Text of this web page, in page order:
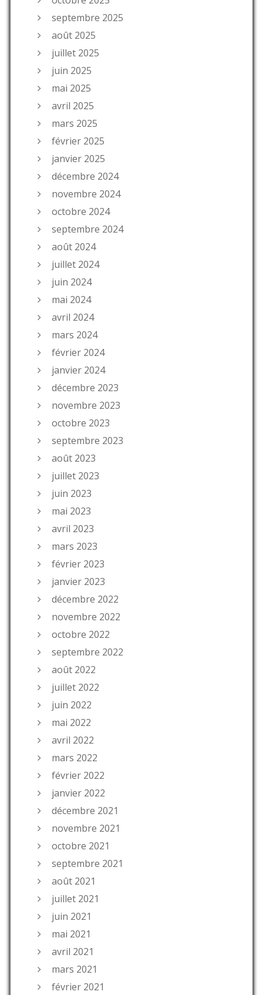
septembre 2025
août 2025
juillet 2025
juin 2025
mai 2025
avril 2025
mars 2025
février 2025
janvier 2025
décembre 2024
novembre 2024
octobre 2024
septembre 2024
août 2024
juillet 2024
juin 2024
mai 2024
avril 2024
mars 2024
février 2024
janvier 2024
décembre 2023
novembre 2023
octobre 2023
septembre 2023
août 2023
juillet 2023
juin 2023
mai 2023
avril 2023
mars 2023
février 2023
janvier 2023
décembre 2022
novembre 2022
octobre 2022
septembre 2022
août 2022
juillet 2022
juin 2022
mai 2022
avril 2022
mars 2022
février 2022
janvier 2022
décembre 2021
novembre 2021
octobre 2021
septembre 2021
août 2021
juillet 2021
juin 2021
mai 2021
avril 2021
mars 2021
février 2021